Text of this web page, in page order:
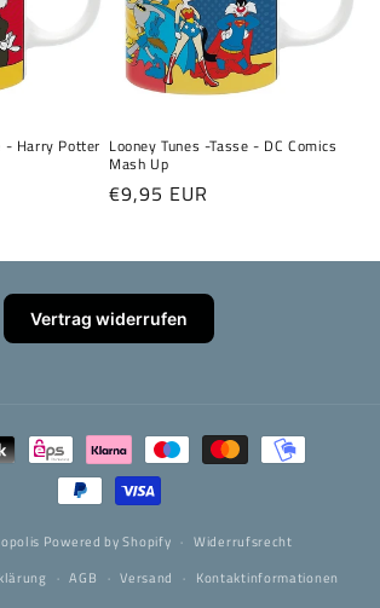
- Harry Potter Looney Tunes -Tasse - DC Comics
Mash Up
Normaler
€9,95 EUR
Vertrag widerrufen
Powered by Shopify
Widerrufsrecht
AGB Versand
Kontaktinformationen